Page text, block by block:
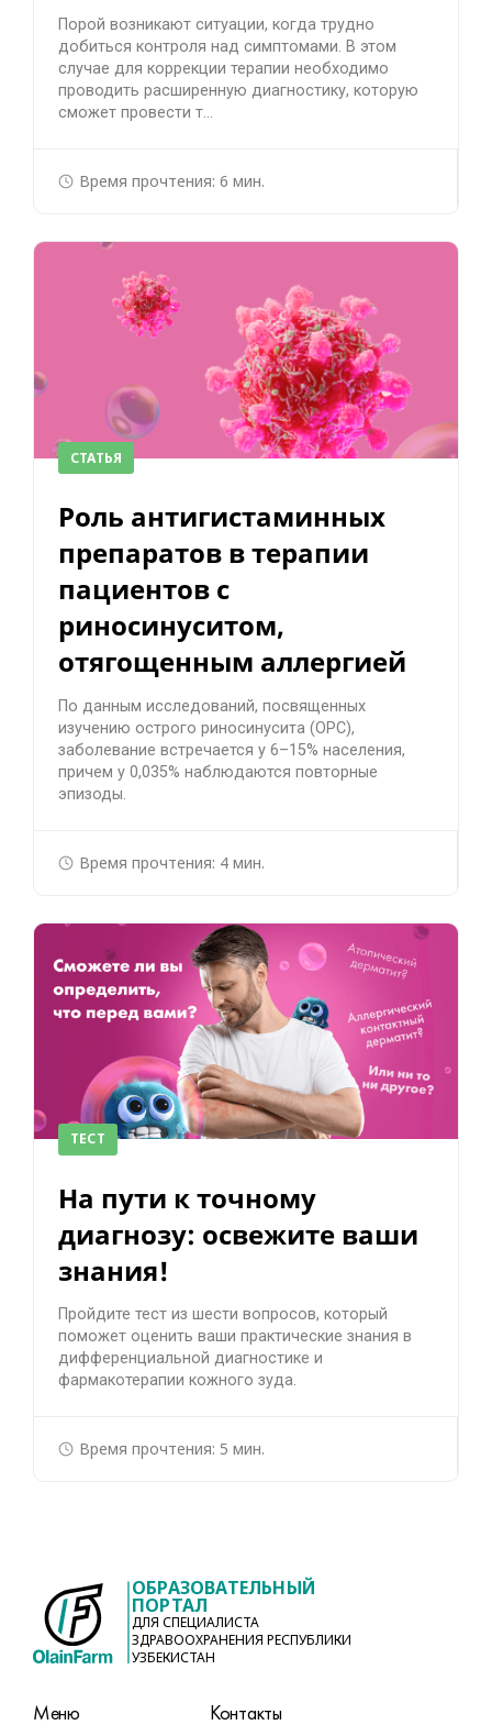
Порой возникают ситуации, когда трудно
добиться контроля над симптомами. В этом
случае для коррекции терапии необходимо
проводить расширенную диагностику, которую
сможет провести т...
Время прочтения: 6 мин.
СТАТЬЯ
Роль антигистаминных
препаратов в терапии
пациентов с
риносинуситом,
отягощенным аллергией
По данным исследований, посвященных
изучению острого риносинусита (ОРС),
заболевание встречается у 6–15% населения,
причем у 0,035% наблюдаются повторные
эпизоды.
Время прочтения: 4 мин.
ТЕСТ
На пути к точному
диагнозу: освежите ваши
знания!
Пройдите тест из шести вопросов, который
поможет оценить ваши практические знания в
дифференциальной диагностике и
фармакотерапии кожного зуда.
Время прочтения: 5 мин.
ОБРАЗОВАТЕЛЬНЫЙ
ПОРТАЛ
ДЛЯ СПЕЦИАЛИСТА
ЗДРАВООХРАНЕНИЯ РЕСПУБЛИКИ
УЗБЕКИСТАН
Меню Контакты